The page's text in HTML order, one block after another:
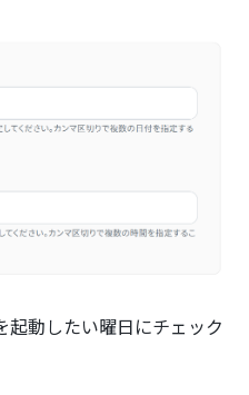
動したい曜日にチェック